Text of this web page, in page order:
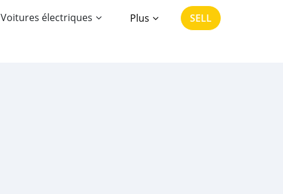
Voitures électriques Plus SELL